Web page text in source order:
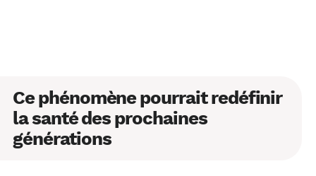
Ce phénomène pourrait redéfinir
la santé des prochaines
générations